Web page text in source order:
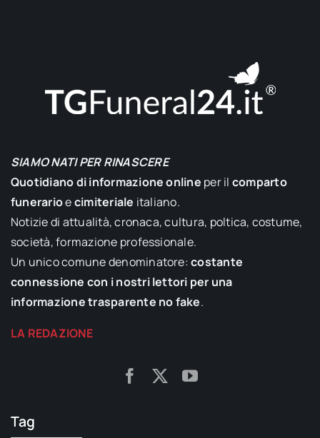
SIAMO NATI PER RINASCERE
Quotidiano di informazione online per il comparto
funerarioecimiteriale italiano.
Notizie di attualità, cronaca, cultura, poltica, costume,
società, formazione professionale.
Un unico comune denominatore:costante
connessione con i nostri lettori per una
informazione trasparente no fake.
LA REDAZIONE
Tag